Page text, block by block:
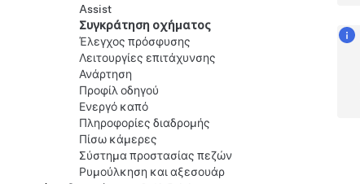
Assist
Συγκράτηση οχήματος
Έλεγχος πρόσφυσης
Λειτουργίες επιτάχυνσης
Ανάρτηση
Προφίλ οδηγού
Ενεργό καπό
Πληροφορίες διαδρομής
Πίσω κάμερες
Σύστημα προστασίας πεζών
Ρυμούλκηση και αξεσουάρ